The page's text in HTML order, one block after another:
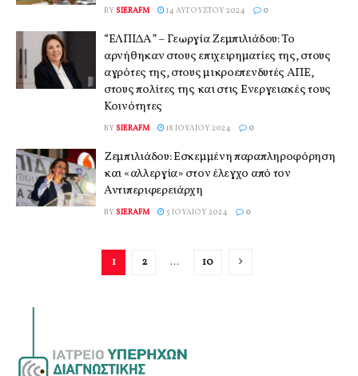
BY SIERAFM 14 ΑΥΓΟΎΣΤΟΥ 2024 0
“ΕΛΠΙΔΑ” – Γεωργία Ζεμπιλιάδου: Το
αρνήθηκαν στους επιχειρηματίες της, στους
αγρότες της, στους μικροεπενδυτές ΑΠΕ,
στους πολίτες της και στις Ενεργειακές τους
Κοινότητες
BY SIERAFM 18 ΙΟΥΛΊΟΥ 2024 0
Ζεμπιλιάδου: Εσκεμμένη παραπληροφόρηση
και «αλλεργία» στον έλεγχο από τον
Αντιπεριφερειάρχη
BY SIERAFM 5 ΙΟΥΛΊΟΥ 2024 0
1 2 … 10